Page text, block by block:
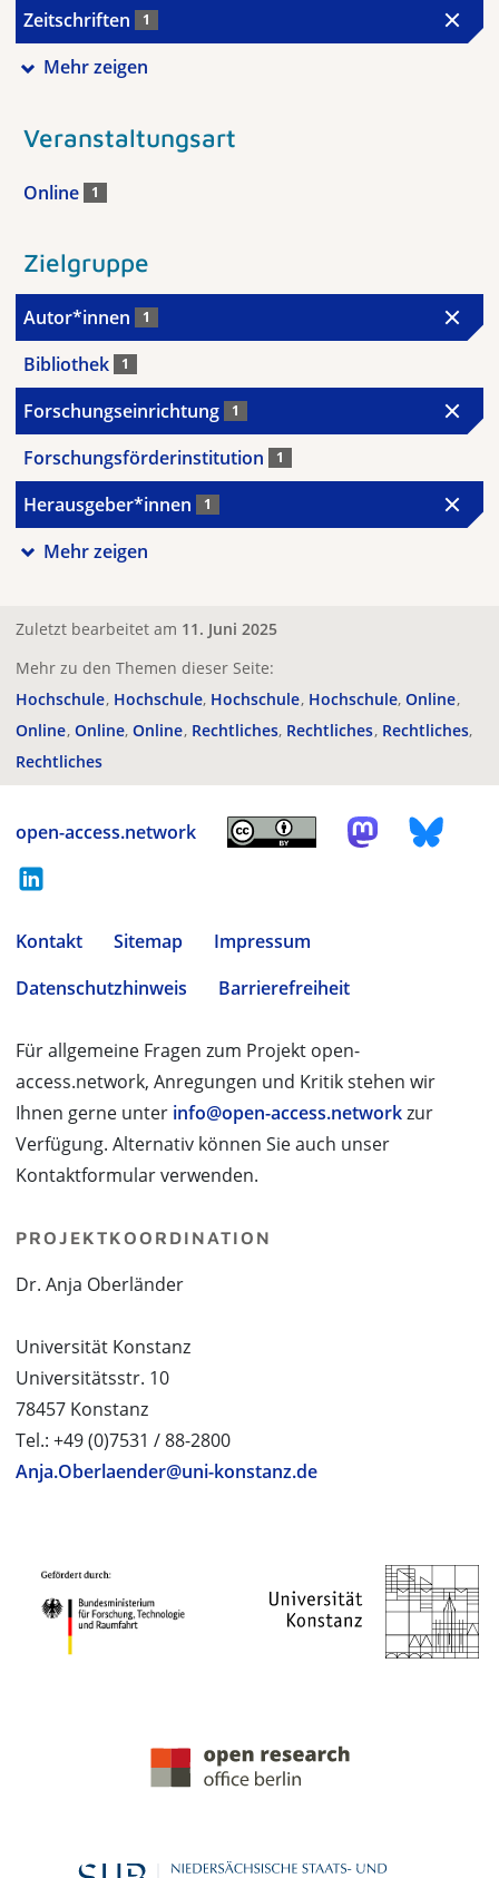
Zeitschriften 1
Mehr zeigen
Veranstaltungsart
Online 1
Zielgruppe
Autor*innen 1
Bibliothek 1
Forschungseinrichtung 1
Forschungsförderinstitution 1
Herausgeber*innen 1
Mehr zeigen
Zuletzt bearbeitet am 11. Juni 2025
Mehr zu den Themen dieser Seite:
Hochschule Hochschule Hochschule Hochschule Online
Online Online Online Rechtliches Rechtliches Rechtliches
Rechtliches
open-access.network
Kontakt Sitemap
Impressum
Datenschutzhinweis
Barrierefreiheit
Für allgemeine Fragen zum Projekt open-
access.network, Anregungen und Kritik stehen wir
Ihnen gerne unter info@open-access.networkzur
Verfügung. Alternativ können Sie auch unser
Kontaktformular verwenden.
PROJEKTKOORDINATION
Dr. Anja Oberländer
Universität Konstanz
Universitätsstr. 10
78457 Konstanz
Tel.: +49 (0)7531 / 88-2800
Anja.Oberlaender@uni-konstanz.de